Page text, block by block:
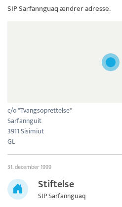
SIP Sarfannguaqændrer adresse.
c/o "Tvangsoprettelse"
Sarfannguit
3911 Sisimiut
GL
31. december 1999
Stiftelse
SIP Sarfannguaq